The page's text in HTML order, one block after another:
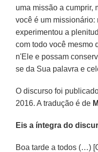
uma missão a cumprir,
você é um missionário:
experimentou a
com todo você mesmo
n'Ele e possam
se da Sua palavra e
O discurso foi
2016. A tradução é de
Eis a íntegra do
Boa tarde a todos (…)